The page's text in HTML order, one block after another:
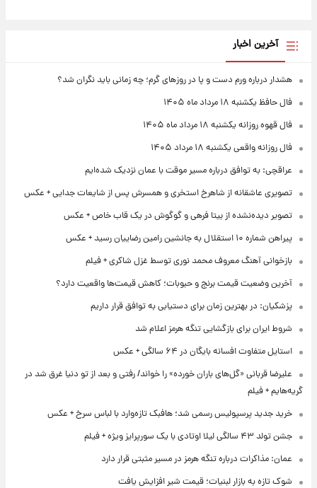
آخرین اخبار
هشدار درباره ورم دست و پا در روزهای گرم؛ چه زمانی باید نگران شد؟
فال حافظ یکشنبه ۱۸ مرداد ماه ۱۴۰۵
فال قهوه روزانه یکشنبه ۱۸ مرداد ماه ۱۴۰۵
فال روزانه واقعی یکشنبه ۱۸ مرداد ۱۴۰۵
عراقچی: به توافق درباره مسیر موقت با عمان نزدیک شده‌ایم
تصویری عاشقانه از شاهرخ استخری و همسرش پس از شایعات جدایی + عکس
تصویر دیده‌نشده از بیتا فرهی و گوگوش در یک قاب خاص + عکس
پیراهن شماره ۱۰ استقلال به جانشین رامین رضاییان رسید + عکس
بازخوانی آهنگ معروف محمد نوری توسط غزل شاکری + فیلم
آخرین وضعیت قیمت برنج و حبوبات؛ کاهش قیمت‌ها واقعیت دارد؟
پزشکیان: در بهترین زمان برای دستیابی به توافق قرار داریم
شروط ایران برای بازگشایی تنگه هرمز اعلام شد
استایل متفاوت افسانه بایگان در ۶۴ سالگی + عکس
علیرضا قربانی «گل‌های باران خورده» را خواند/ رفتی و بعد از تو دنیا غرق شد در
گریه‌هایم + فیلم
خرید جدید پرسپولیس رسمی شد؛ هافبک تازه‌وارد با لباس سرخ + عکس
جشن تولد ۴۳ سالگی لیلا اوتادی با یک سورپرایز ویژه + فیلم
عمان: مذاکرات درباره تنگه هرمز در مسیر مثبتی قرار دارد
شوک تازه به بازار لبنیات؛ قیمت شیر افزایش یافت